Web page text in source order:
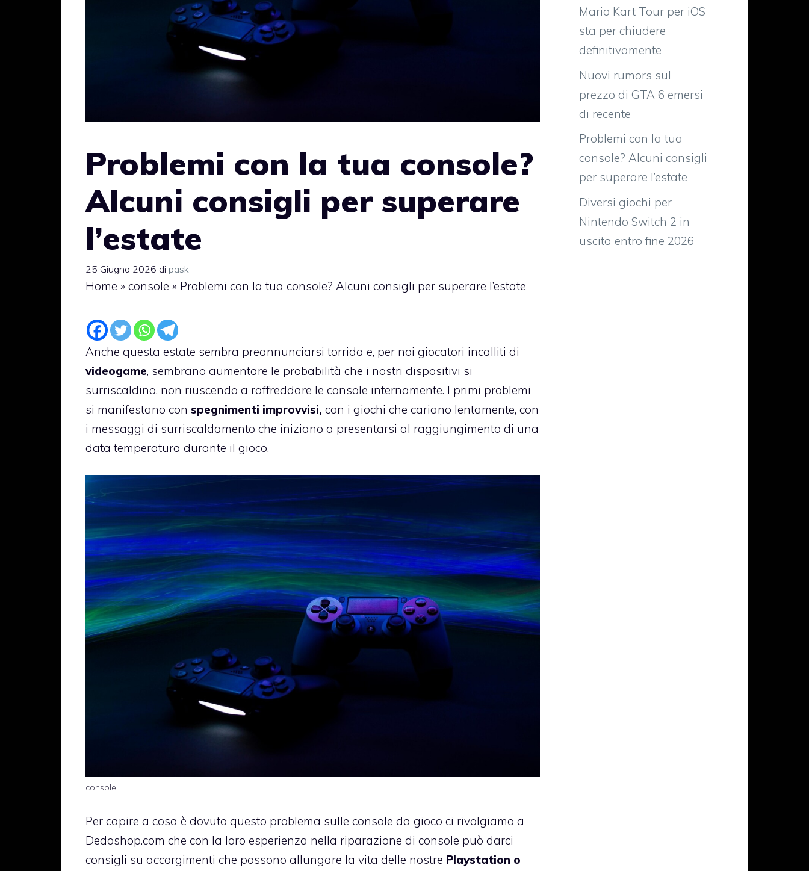
Problemi con la tua console?
Alcuni consigli per superare
l’estate
25 Giugno 2026 di pask
Home » console » Problemi con la tua console? Alcuni consigli per superare l’estate
Anche questa estate sembra preannunciarsi torrida e, per noi giocatori incalliti di
videogame, sembrano aumentare le probabilità che i nostri dispositivi si
surriscaldino, non riuscendo a raffreddare le console internamente. I primi problemi
si manifestano con spegnimenti improvvisi, con i giochi che cariano lentamente, con
i messaggi di surriscaldamento che iniziano a presentarsi al raggiungimento di una
data temperatura durante il gioco.
console
Per capire a cosa è dovuto questo problema sulle console da gioco ci rivolgiamo a
Dedoshop.com che con la loro esperienza nella riparazione di console può darci
consigli su accorgimenti che possono allungare la vita delle nostre Playstation o
Mario Kart Tour per iOS
sta per chiudere
definitivamente
Nuovi rumors sul
prezzo di GTA 6 emersi
di recente
Problemi con la tua
console? Alcuni consigli
per superare l’estate
Diversi giochi per
Nintendo Switch 2 in
uscita entro fine 2026